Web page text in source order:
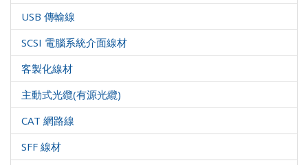
USB 傳輸線
SCSI 電腦系統介面線材
客製化線材
主動式光纜(有源光纜)
CAT 網路線
SFF 線材